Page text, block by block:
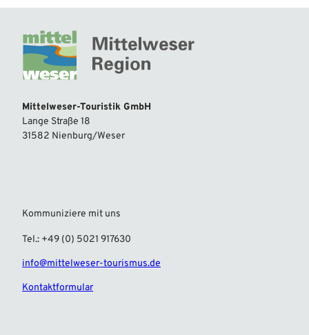
Mittelweser-Touristik GmbH
Lange Straße 18
31582 Nienburg/Weser
Kommuniziere mit uns
Tel.: +49 (0) 5021 917630
info@mittelweser-tourismus.de
Kontaktformular